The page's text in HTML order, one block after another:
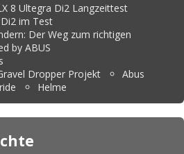
8 Ultegra Di2 Langzeittest
Di2 im Test
Der Weg zum richtigen
by ABUS
Dropper Projekt
Abus
Helme